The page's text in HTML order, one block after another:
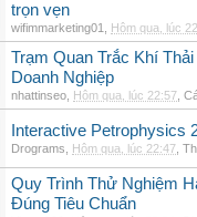
trọn vẹn
wifimmarketing01 Hôm qua, lúc
Trạm Quan Trắc Khí
Doanh Nghiệp
nhattinseo Hôm qua, lúc 22:57
Interactive Petrophysics
Drograms Hôm qua, lúc 22:47
Quy Trình Thử Nghiệm
Đúng Tiêu Chuẩn